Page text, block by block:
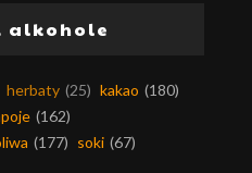
alkohole
herbaty (25) kakao (180)
(162)
(177) soki (67)